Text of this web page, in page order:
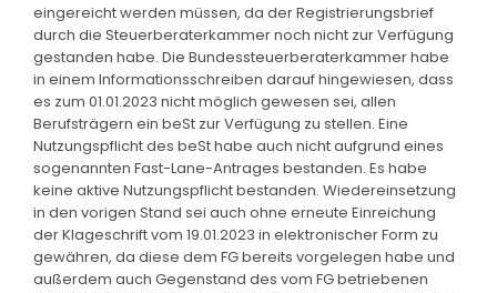
eingereicht werden müssen, da der Registrierungsbrief
durch die Steuerberaterkammer noch nicht zur Verfügung
gestanden habe. Die Bundessteuerberaterkammer habe
in einem Informationsschreiben darauf hingewiesen, dass
es zum 01.01.2023 nicht möglich gewesen sei, allen
Berufsträgern ein beSt zur Verfügung zu stellen. Eine
Nutzungspflicht des beSt habe auch nicht aufgrund eines
sogenannten Fast-Lane-Antrages bestanden. Es habe
keine aktive Nutzungspflicht bestanden. Wiedereinsetzung
in den vorigen Stand sei auch ohne erneute Einreichung
der Klageschrift vom 19.01.2023 in elektronischer Form zu
gewähren, da diese dem FG bereits vorgelegen habe und
außerdem auch Gegenstand des vom FG betriebenen